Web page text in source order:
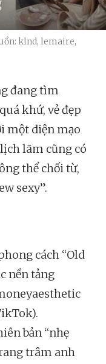
klnd, lemaire,
đang tìm
khứ, vẻ đẹp
một diện mạo
lãm cũng có
thể chối từ,
sexy”.
cách “Old
nền tảng
bản “nhẹ
trâm anh